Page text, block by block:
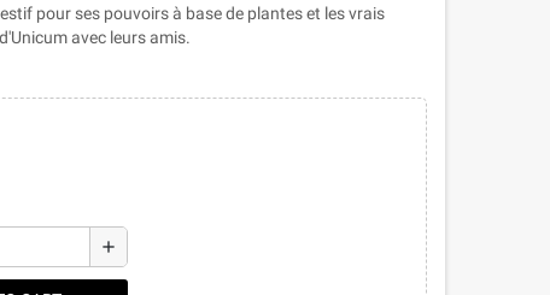
pour ses pouvoirs à base de plantes et les vrais
avec leurs amis.
add